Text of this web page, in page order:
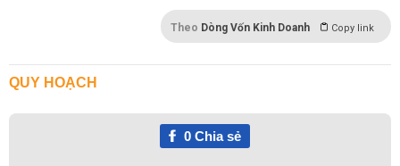
Theo Dòng Vốn Kinh Doanh Copy link
QUY HOẠCH
0Chia sẻ